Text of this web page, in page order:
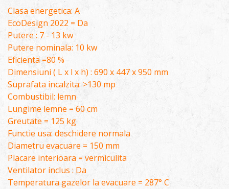
Clasa energetica: A
EcoDesign 2022 = Da
Putere : 7 - 13 kw
Putere nominala: 10 kw
Eficienta =80 %
Dimensiuni ( L x l x h) : 690 x 447 x 950 mm
Suprafata incalzita: >130 mp
Combustibil: lemn
Lungime lemne = 60 cm
Greutate = 125 kg
Functie usa: deschidere normala
Diametru evacuare = 150 mm
Placare interioara = vermiculita
Ventilator inclus : Da
Temperatura gazelor la evacuare = 287° C